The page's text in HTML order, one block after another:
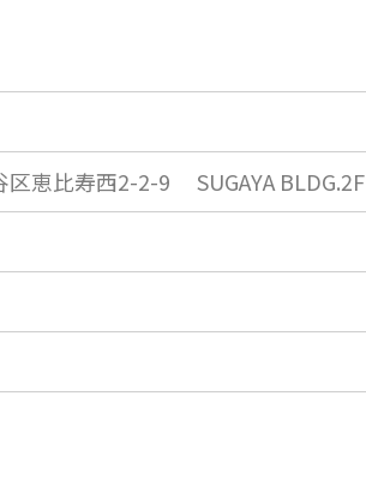
区恵比寿西2-2-9 SUGAYA BLDG.2F